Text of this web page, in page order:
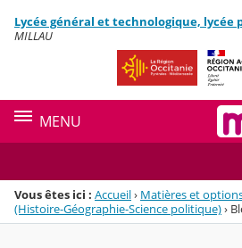
Menu de la rubrique
Contenu
Lycée général et technologique, lycée
MILLAU
MENU
Vous êtes ici : Accueil› Matières et
(Histoire-Géographie-Science politique)›